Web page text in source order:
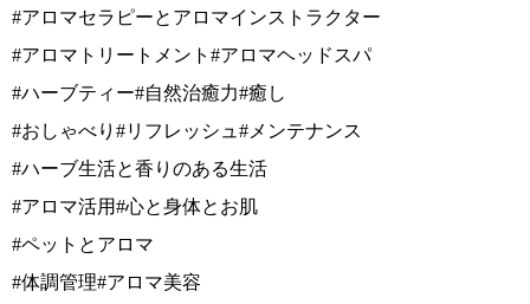
#アロマセラピーとアロマインストラクター
#アロマトリートメント#アロマヘッドスパ
#ハーブティー#自然治癒力#癒し
#おしゃべり#リフレッシュ#メンテナンス
#ハーブ生活と香りのある生活
#アロマ活用#心と身体とお肌
#ペットとアロマ
#体調管理#アロマ美容